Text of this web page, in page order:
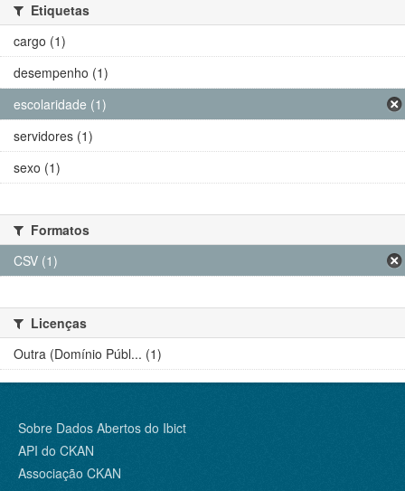
Etiquetas
cargo (1)
desempenho (1)
escolaridade (1)
servidores (1)
sexo (1)
Formatos
CSV (1)
Licenças
Outra (Domínio Públ... (1)
Sobre Dados Abertos do Ibict
API do CKAN
Associação CKAN